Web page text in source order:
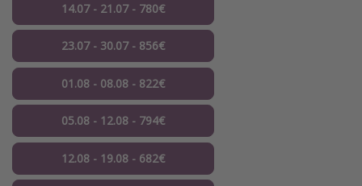
14.07 - 21.07 - 780€
23.07 - 30.07 - 856€
01.08 - 08.08 - 822€
05.08 - 12.08 - 794€
12.08 - 19.08 - 682€